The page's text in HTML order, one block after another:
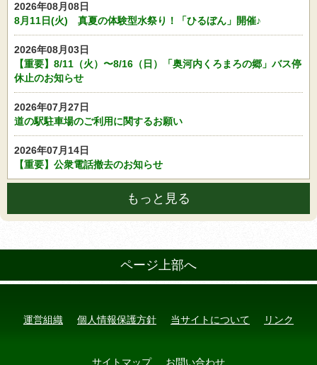
2026年08月08日
8月11日(火) 真夏の体験型水祭り！「ひるぼん」開催♪
2026年08月03日
【重要】8/11（火）〜8/16（日）「奥河内くろまろの郷」バス停
休止のお知らせ
2026年07月27日
道の駅駐車場のご利用に関するお願い
2026年07月14日
【重要】公衆電話撤去のお知らせ
もっと見る
ページ上部へ
運営組織 個人情報保護方針 当サイトについて リンク
サイトマップ お問い合わせ